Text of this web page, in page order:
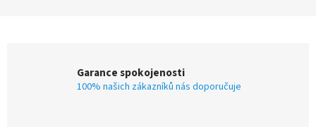
Garance spokojenosti
100% našich zákazníků nás doporučuje